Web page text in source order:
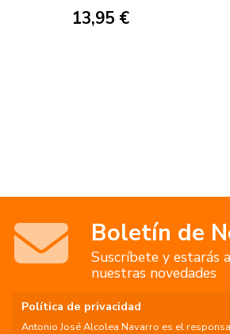
13,95 €
Boletín de
Suscríbete y estarás
nuestras novedades
Política de privacidad
Antonio José Alcolea Navarro es el